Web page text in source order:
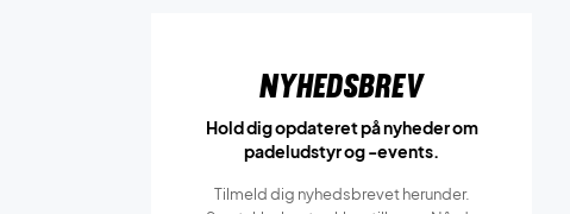
Nyhedsbrev
Hold dig opdateret på nyheder om
padeludstyr og -events.
Tilmeld dig nyhedsbrevet herunder.